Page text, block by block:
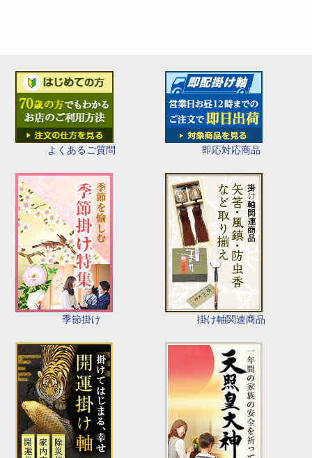
よくあるご質問 即応対応商品
季節掛け 掛け軸関連商品